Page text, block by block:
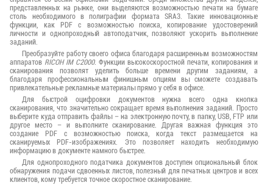
представленных на рынке, они выделяются возможностью печати на бумаге
столь необходимого в полиграфии формата SRA3. Такие инновационные
функции, как PDF с возможностью поиска, копирование удостоверений
личности и однопроходный автоподатчик, позволяют ускорить выполнение
заданий.
Преобразуйте работу своего офиса благодаря расширенным возможностям
аппаратов RICOH IM C2000. Функции высокоскоростной печати, копирования и
сканирования позволят уделить больше времени другим заданиям, а
благодаря профессиональным финишным опциям вы сможете создавать
привлекательные рекламные материалы прямо у себя в офисе.
Для быстрой оцифровки документов нужна всего одна кнопка
сканирования, что значительно сокращает время выполнения заданий. Просто
выберите куда отправить файлы – на электронную почту, в папку, USB, FTP или
другое место – и выполните сканирование. Другая важная функция это
создание PDF с возможностью поиска, когда текст размещается на
сканируемых PDF-изображениях. Это позволяет находить необходимую
информацию в документе намного быстрее.
Для однопроходного податчика документов доступен опциональный блок
обнаружения подачи сдвоенных листов, полезный для печатных центров и всех
клиентов, кому требуется точное скоростное сканирование.